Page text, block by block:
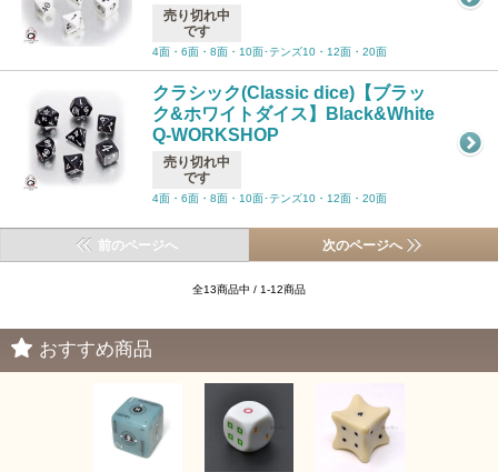
売り切れ中
です
4面・6面・8面・10面･テンズ10・12面・20面
クラシック(Classic dice)【ブラッ
ク&ホワイトダイス】Black&White
Q-WORKSHOP
売り切れ中
です
4面・6面・8面・10面･テンズ10・12面・20面
前のページへ 次のページへ
全13商品中 / 1-12商品
おすすめ商品